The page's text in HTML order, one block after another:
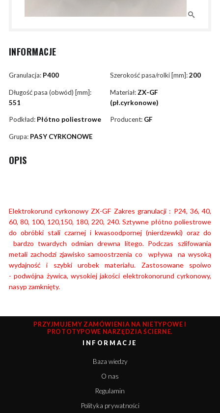
INFORMACJE
Granulacja: P400 Szerokość pasa/rolki [mm]:200
Długość pasa (obwód) [mm]:
551
Materiał: ZX-GF
(pł.cyrkonowe)
Podkład: Płótno poliestrowe Producent: GF
Grupa: PASY CYRKONOWE
OPIS
Elektrokorund cyrkonowy ZX-GF Zakres granulacji : P24, 36, 40,
60, 80, 100, 120,150, 180, 220, 240. Sztywne płótno poliestrowe
do obróbki stali czarnej i kwasoodpornej (nierdzewki) oraz do
bardzo twardych odmian drewna litego. Podczas szlifowania
metali zachodzi zjawisko samoostrzenia co wpływa na wysoką
wydajność i szybki urobek materiału. Zastosowane spoiwo
- podwójna żywica, wysokiej jakości elektrokonorund cyrkonowy,
nasyp zamknięty.
PRZYJMUJEMY ZAMÓWIENIA NA NIETYPOWE I
PROTOTYPOWE NARZĘDZIA ŚCIERNE.
INFORMACJE
Baza wiedzy
O nas
Regulamin
Polityka prywatności